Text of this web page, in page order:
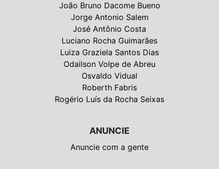
João Bruno Dacome Bueno
Jorge Antonio Salem
José Antônio Costa
Luciano Rocha Guimarães
Luiza Graziela Santos Dias
Odailson Volpe de Abreu
Osvaldo Vidual
Roberth Fabris
Rogério Luís da Rocha Seixas
ANUNCIE
Anuncie com a gente